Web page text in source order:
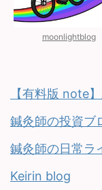
moonlightblog
【有料版 note
鍼灸師の投資ブ
鍼灸師の日常ラ
Keirin blog